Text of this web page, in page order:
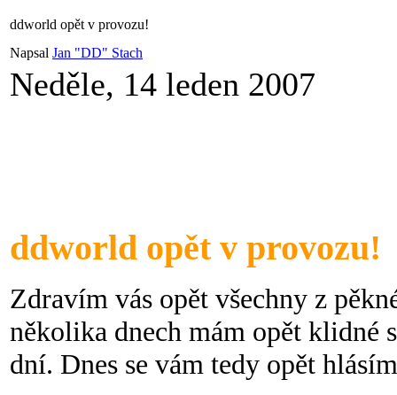
ddworld opět v provozu!
Napsal Jan "DD" Stach
Neděle, 14 leden 2007
ddworld opět v provozu!
Zdravím vás opět všechny z
několika dnech mám opět klidné
dní. Dnes se vám tedy opět